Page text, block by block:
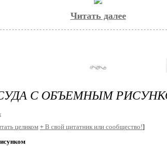
Читать далее
С ОБЪЕМНЫМ
целиком+ В свой цитатник или сообщество!]